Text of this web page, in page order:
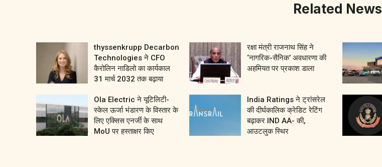
Related News
thyssenkrupp Decarbon
Technologies ने CFO
कैरोलिन नाडिलो का कार्यकाल
31 मार्च 2032 तक बढ़ाया
रक्षा मंत्री राजनाथ सिंह ने
‘नागरिक-सैनिक’ अवधारणा की
अहमियत पर प्रकाश डाला
Ola Electric ने यूटिलिटी-
स्केल ऊर्जा भंडारण के विस्तार के
लिए एक्सिस एनर्जी के साथ
MoU पर हस्ताक्षर किए
India Ratings ने ट्रांसरेल
की दीर्घकालिक क्रेडिट रेटिंग
बढ़ाकर IND AA- की,
आउटलुक स्थिर